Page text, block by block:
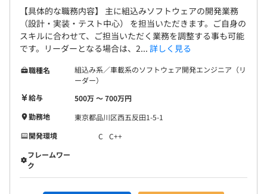
【具体的な職務内容】 主に組込みソフトウェアの開発業務
（設計・実装・テスト中心） を担当いただきます。ご自身の
スキルに合わせて、ご担当いただく業務を調整する事も可能
です。リーダーとなる場合は、2... 詳しく見る
職種名
組込み系／車載系のソフトウェア開発エンジニア（リ
ーダー）
給与
500万 〜 700万円
勤務地
東京都品川区西五反田1-5-1
開発環境
C
C++
フレームワー
ク